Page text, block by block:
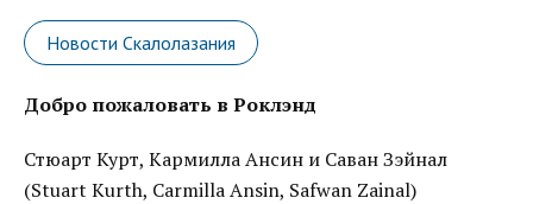
Новости Скалолазания
Добро пожаловать в Роклэнд
Стюарт Курт, Кармилла Ансин и Саван Зэйнал
(Stuart Kurth, Carmilla Ansin, Safwan Zainal)